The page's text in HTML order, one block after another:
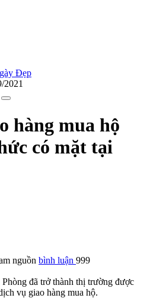
Đẹp
2021
hàng mua hộ
có mặt tại
nguồn bình luận 999
đã trở thành thị trường được
vụ giao hàng mua hộ.